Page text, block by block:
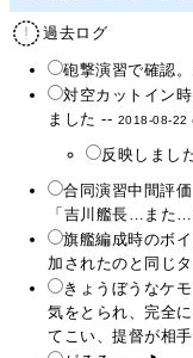
過去ログ
砲撃演習で確認
対空カットイン
ました -- 2018-08-22
反映しまし
合同演習中間評
「吉川艦長…ま
旗艦編成時のボ
加されたのと同じ
きょうぼうなケ
気をとられ、完全
てこい、提督が相手